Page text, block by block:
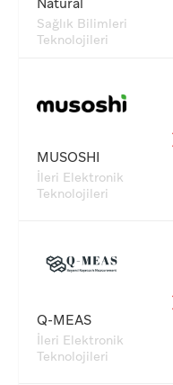
Natural
Sağlık Bilimleri
Teknolojileri
MUSOSHI
İleri Elektronik
Teknolojileri
Q-MEAS
İleri Elektronik
Teknolojileri